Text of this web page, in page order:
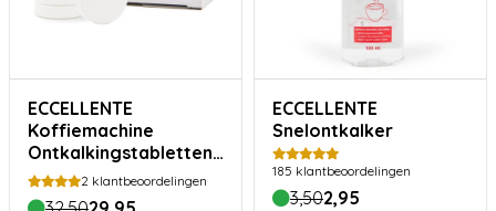
ECCELLENTE
Koffiemachine
Ontkalkingstabletten
- Voordeelverpakking
30 stuks
2 klantbeoordelingen
ECCELLENTE
Snelontkalker
185 klantbeoordelingen
3,502,95